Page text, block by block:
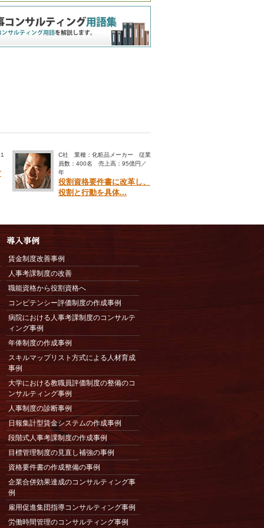
C社 業種：化粧品メーカー 従業
員数：400名 売上高：95億円／
年
役割資格要件書に改革し、
役割と行動を具体...
賃金制度改善事例
人事考課制度の改善
職能資格から役割資格へ
コンピテンシー評価制度の作成事例
病院における人事考課制度のコンサルテ
ィング事例
年俸制度の作成事例
スキルマップリスト方式による人材育成
事例
大学における教職員評価制度の整備のコ
ンサルティング事例
人事制度の診断事例
日報集計型賃金システムの作成事例
段階式人事考課制度の作成事例
目標管理制度の見直し補強の事例
資格要件書の作成整備の事例
企業合併効果達成のコンサルティング事
例
雇用促進集団指導コンサルティング事例
労働時間管理のコンサルティング事例